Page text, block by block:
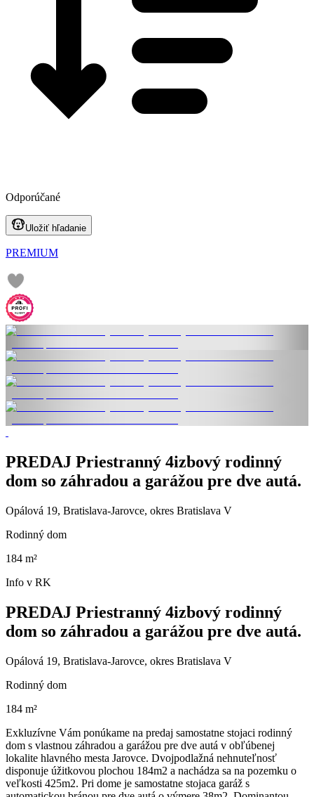
Odporúčané
Uložiť hľadanie
PREMIUM
PREDAJ Priestranný 4izbový rodinný
dom so záhradou a garážou pre dve autá.
Opálová 19, Bratislava-Jarovce, okres Bratislava V
Rodinný dom
184 m²
Info v RK
PREDAJ Priestranný 4izbový rodinný
dom so záhradou a garážou pre dve autá.
Opálová 19, Bratislava-Jarovce, okres Bratislava V
Rodinný dom
184 m²
Exkluzívne Vám ponúkame na predaj samostatne stojaci rodinný
dom s vlastnou záhradou a garážou pre dve autá v obľúbenej
lokalite hlavného mesta Jarovce. Dvojpodlažná nehnuteľnosť
disponuje úžitkovou plochou 184m2 a nachádza sa na pozemku o
veľkosti 425m2. Pri dome je samostatne stojaca garáž s